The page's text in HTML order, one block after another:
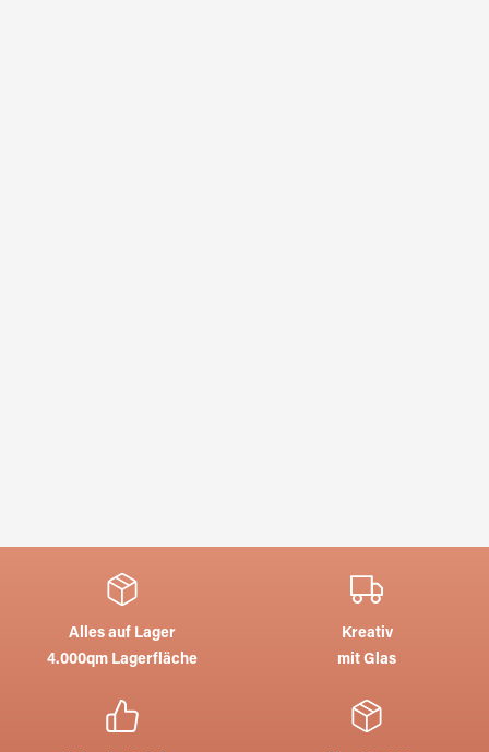
Alles auf Lager
4.000qm Lagerfläche
Kreativ
mit Glas